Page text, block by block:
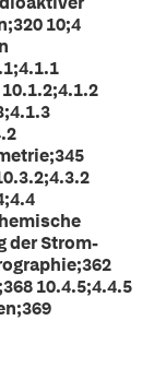
10;4
der Strom-
10.4.5;4.4.5